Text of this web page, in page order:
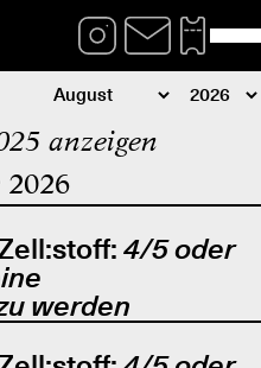
anzeigen
2026
4/5 oder
werden